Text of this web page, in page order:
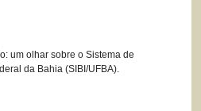
um olhar sobre o Sistema de
da Bahia (SIBI/UFBA).